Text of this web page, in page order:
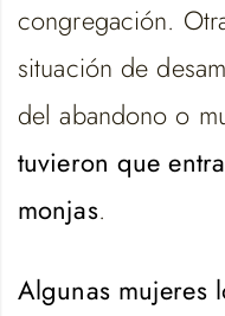
congregación.
situación de
del abandono o
tuvieron que
monjas.
Algunas mujeres